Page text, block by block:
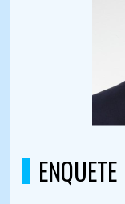
ENQUETE